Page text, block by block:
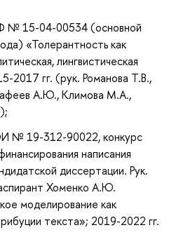
№ 15-04-00534 (основной
«Толерантность как
лингвистическая
2017 гг. (рук. Романова Т.В.,
А.Ю., Климова М.А.,
№ 19-312-90022, конкурс
написания
диссертации. Рук.
Хоменко А.Ю.
моделирование как
текста»; 2019-2022 гг.